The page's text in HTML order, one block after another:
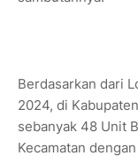
Berdasarkan dari
2024, di
sebanyak 48 Unit
Kecamatan